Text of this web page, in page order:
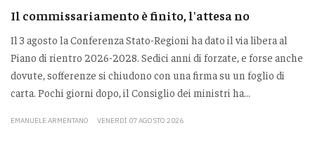
Il commissariamento è finito, l'attesa no
Il 3 agosto la Conferenza Stato-Regioni ha dato il via libera al
Piano di rientro 2026-2028. Sedici anni di forzate, e forse anche
dovute, sofferenze si chiudono con una firma su un foglio di
carta. Pochi giorni dopo, il Consiglio dei ministri ha...
EMANUELE ARMENTANO VENERDÌ 07 AGOSTO 2026